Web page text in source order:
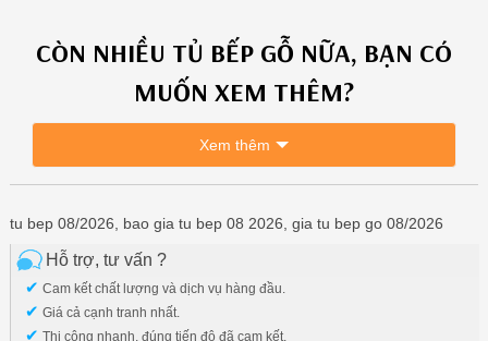
CÒN NHIỀU TỦ BẾP GỖ NỮA, BẠN CÓ
MUỐN XEM THÊM?
Xem thêm
tu bep 08/2026, bao gia tu bep 08 2026, gia tu bep go 08/2026
Hỗ trợ, tư vấn ?
✔ Cam kết chất lượng và dịch vụ hàng đầu.
✔ Giá cả cạnh tranh nhất.
✔ Thi công nhanh, đúng tiến độ đã cam kết.